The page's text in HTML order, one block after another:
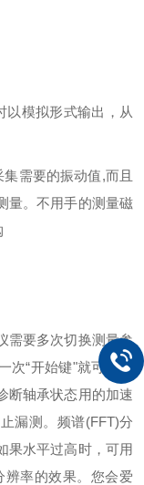
以模拟形式输出，从
需要的振动值,而且
量。不用手的测量磁
需要多次切换测量参
次“开始键"就可以同
断轴承状态用的加速
漏测。 频谱(FFT)分
果水平过高时，可用
辨率的效果。您会爱